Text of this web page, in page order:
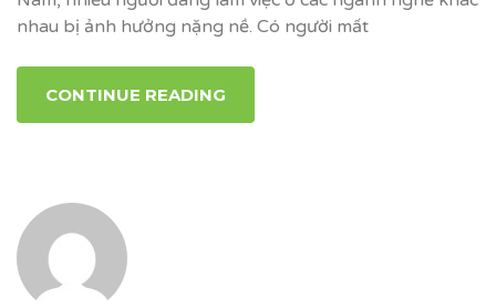
nhau bị ảnh hưởng nặng nề. Có người mất
CONTINUE READING